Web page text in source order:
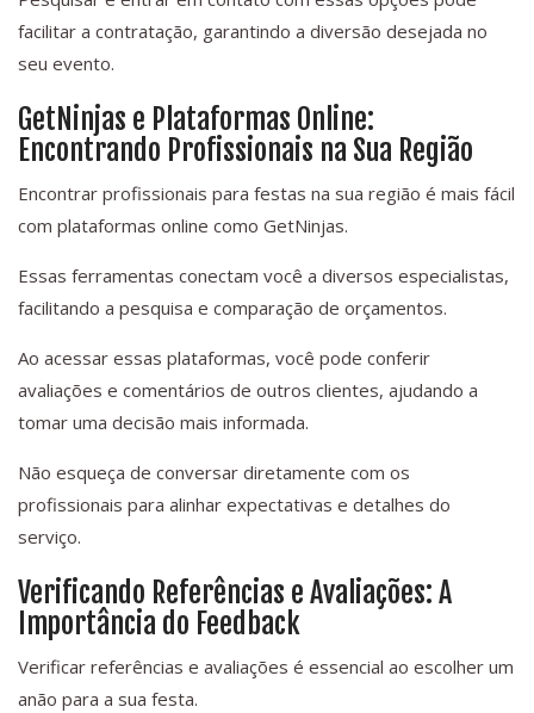
facilitar a contratação, garantindo a diversão desejada no
seu evento.
GetNinjas e Plataformas Online:
Encontrando Profissionais na Sua Região
Encontrar profissionais para festas na sua região é mais fácil
com plataformas online como GetNinjas.
Essas ferramentas conectam você a diversos especialistas,
facilitando a pesquisa e comparação de orçamentos.
Ao acessar essas plataformas, você pode conferir
avaliações e comentários de outros clientes, ajudando a
tomar uma decisão mais informada.
Não esqueça de conversar diretamente com os
profissionais para alinhar expectativas e detalhes do
serviço.
Verificando Referências e Avaliações: A
Importância do Feedback
Verificar referências e avaliações é essencial ao escolher um
anão para a sua festa.